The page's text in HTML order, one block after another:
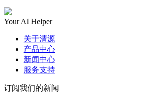
Your AI Helper
关于清源
产品中心
新闻中心
服务支持
订阅我们的新闻